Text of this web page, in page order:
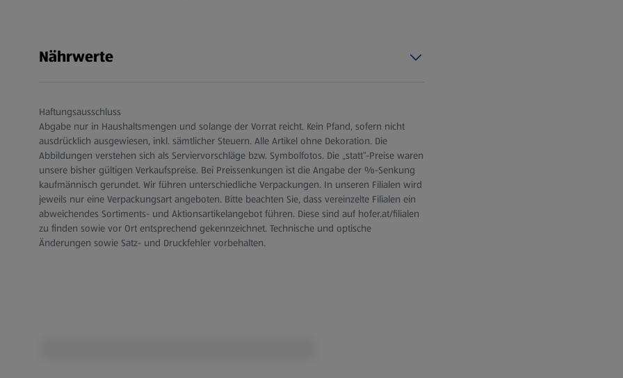
Nährwerte
Haftungsausschluss
Abgabe nur in Haushaltsmengen und solange der Vorrat reicht. Kein Pfand, sofern nicht
ausdrücklich ausgewiesen, inkl. sämtlicher Steuern. Alle Artikel ohne Dekoration. Die
Abbildungen verstehen sich als Serviervorschläge bzw. Symbolfotos. Die „statt“-Preise waren
unsere bisher gültigen Verkaufspreise. Bei Preissenkungen ist die Angabe der %-Senkung
kaufmännisch gerundet. Wir führen unterschiedliche Verpackungen. In unseren Filialen wird
jeweils nur eine Verpackungsart angeboten. Bitte beachten Sie, dass vereinzelte Filialen ein
abweichendes Sortiments- und Aktionsartikelangebot führen. Diese sind auf hofer.at/filialen
zu finden sowie vor Ort entsprechend gekennzeichnet. Technische und optische
Änderungen sowie Satz- und Druckfehler vorbehalten.